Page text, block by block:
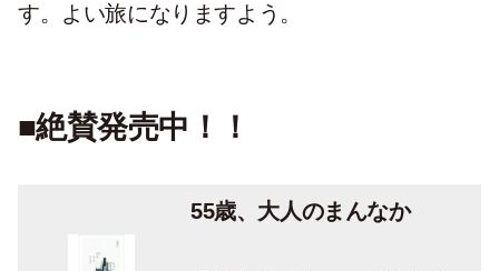
す。よい旅になりますよう。
■絶賛発売中！！
55歳、大人のまんなか